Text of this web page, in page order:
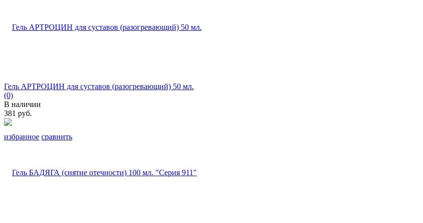
избранное сравнить
Гель АРТРОЦИН для суставов (разогревающий) 50 мл.
(0)
В наличии
381 руб.